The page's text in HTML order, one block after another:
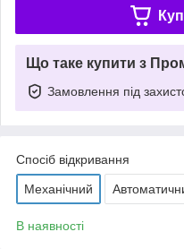
Що таке купити з
Замовлення під
Спосіб відкривання
Механічний
В наявності